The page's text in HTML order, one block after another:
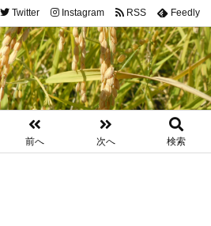
前へ 次へ 検索
Twitter Instagram RSS Feedly